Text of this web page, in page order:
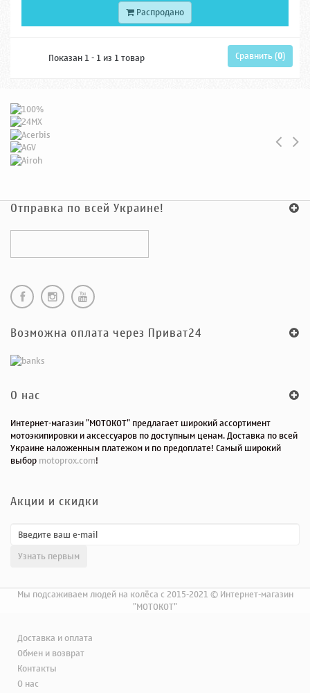
Распродано
Показан 1 - 1 из 1 товар Сравнить (0)
Отправка по всей Украине!
Возможна оплата через Приват24
O нас
Интернет-магазин "МОТОКОТ" предлагает широкий ассортимент
мотоэкипировки и аксессуаров по доступным ценам. Доставка по всей
Украине наложенным платежом и по предоплате! Самый широкий
выборmotoprox.com!
Акции и скидки
Мы подсаживаем людей на колёса с 2015-2021 © Интернет-магазин
"МОТОКОТ"
Доставка и оплата
Обмен и возврат
Контакты
О нас